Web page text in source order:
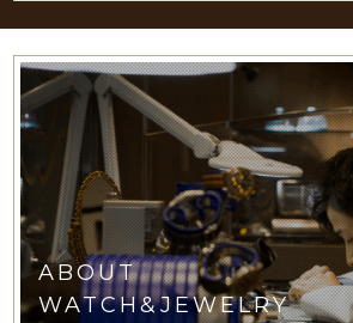
ABOUT
WATCH&JEWELRY